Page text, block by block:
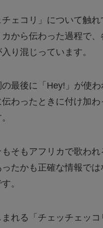
ェコリ」について触れ
から伝わった過程で
り混じっています。
最後に「Hey!」が使
伝わったときに付け加
もそもアフリカで歌わ
たかも正確な情報では
。
まれる「チェッチェッコ